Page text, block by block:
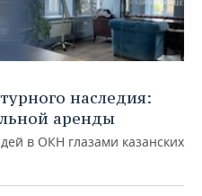
наследия:
аренды
в ОКН глазами казанских